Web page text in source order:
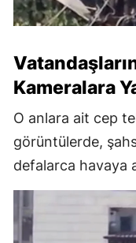
Kameralara
O anlara ait cep
görüntülerde,
defalarca havaya